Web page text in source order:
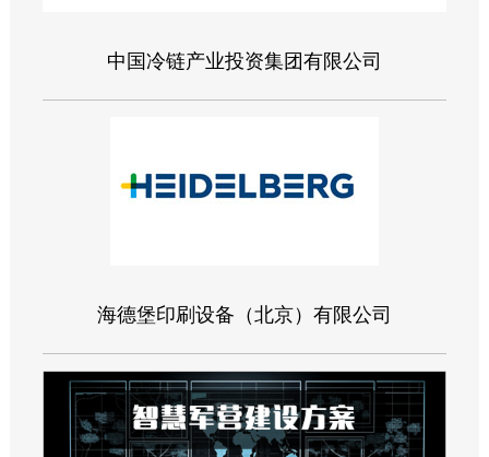
中国冷链产业投资集团有限公司
海德堡印刷设备（北京）有限公司